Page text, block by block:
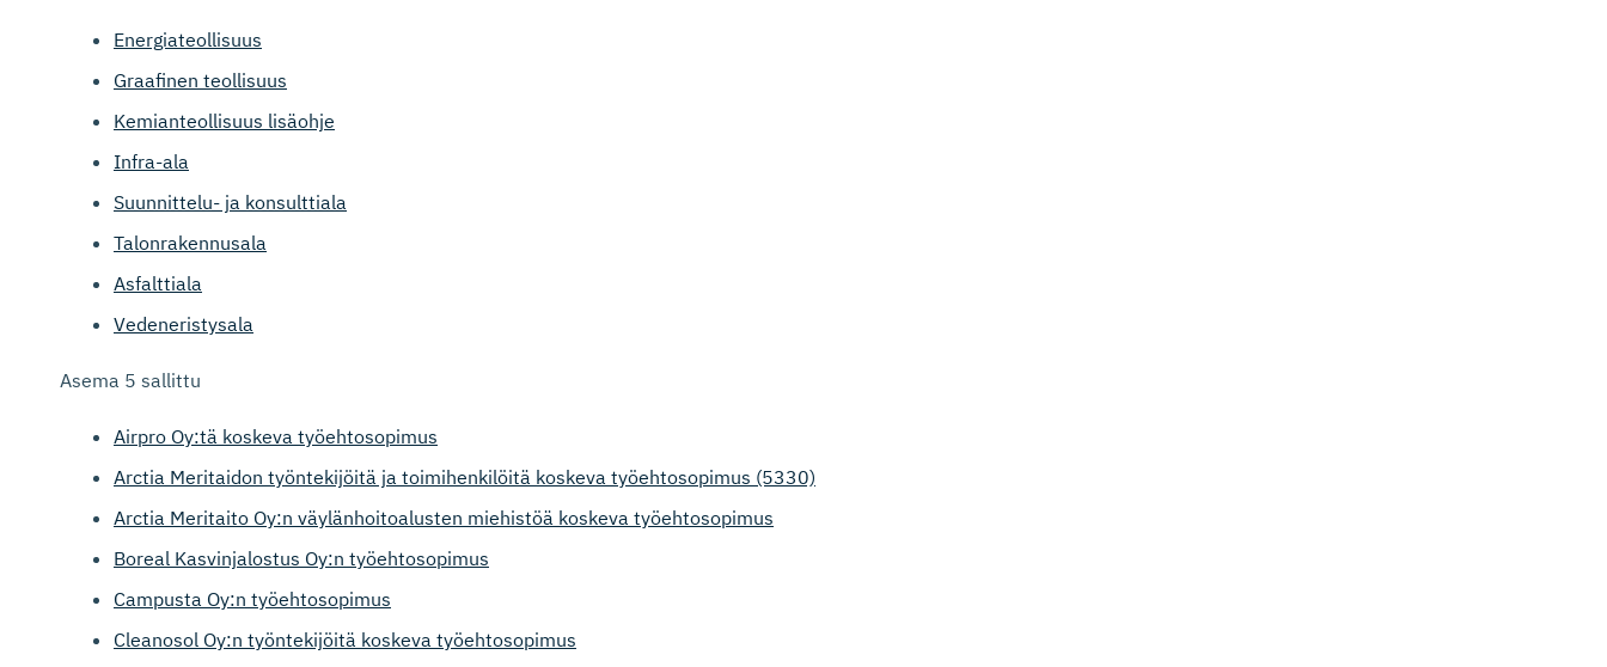
Energiateollisuus
Graafinen teollisuus
Kemianteollisuus lisäohje
Infra-ala
Suunnittelu- ja konsulttiala
Talonrakennusala
Asfalttiala
Vedeneristysala
Asema 5 sallittu
Airpro Oy:tä koskeva työehtosopimus
Arctia Meritaidon työntekijöitä ja toimihenkilöitä koskeva työehtosopimus (5330)
Arctia Meritaito Oy:n väylänhoitoalusten miehistöä koskeva työehtosopimus
Boreal Kasvinjalostus Oy:n työehtosopimus
Campusta Oy:n työehtosopimus
Cleanosol Oy:n työntekijöitä koskeva työehtosopimus